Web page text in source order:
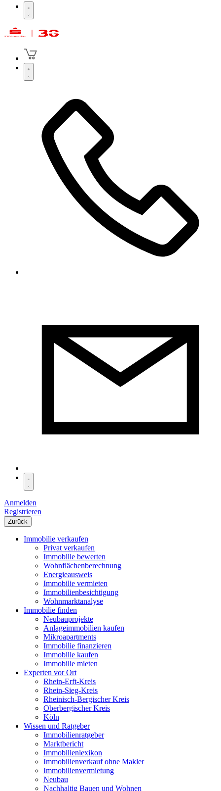
Anmelden
Registrieren
Zurück
Immobilie verkaufen
Privat verkaufen
Immobilie bewerten
Wohnflächenberechnung
Energieausweis
Immobilie vermieten
Immobilienbesichtigung
Wohnmarktanalyse
Immobilie finden
Neubauprojekte
Anlageimmobilien kaufen
Mikroapartments
Immobilie finanzieren
Immobilie kaufen
Immobilie mieten
Experten vor Ort
Rhein-Erft-Kreis
Rhein-Sieg-Kreis
Rheinisch-Bergischer Kreis
Oberbergischer Kreis
Köln
Wissen und Ratgeber
Immobilienratgeber
Marktbericht
Immobilienlexikon
Immobilienverkauf ohne Makler
Immobilienvermietung
Neubau
Nachhaltig Bauen und Wohnen